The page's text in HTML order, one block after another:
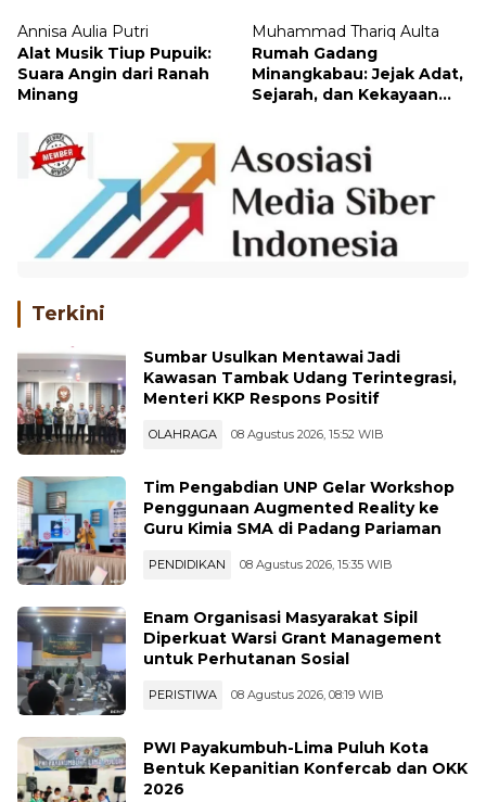
Annisa Aulia Putri
Alat Musik Tiup Pupuik:
Suara Angin dari Ranah
Minang
Muhammad Thariq Aulta
Rumah Gadang
Minangkabau: Jejak Adat,
Sejarah, dan Kekayaan
Terkini
Sumbar Usulkan Mentawai Jadi
Kawasan Tambak Udang Terintegrasi,
Menteri KKP Respons Positif
OLAHRAGA 08 Agustus 2026, 15:52 WIB
Tim Pengabdian UNP Gelar Workshop
Penggunaan Augmented Reality ke
Guru Kimia SMA di Padang Pariaman
PENDIDIKAN 08 Agustus 2026, 15:35 WIB
Enam Organisasi Masyarakat Sipil
Diperkuat Warsi Grant Management
untuk Perhutanan Sosial
PERISTIWA 08 Agustus 2026, 08:19 WIB
PWI Payakumbuh-Lima Puluh Kota
Bentuk Kepanitian Konfercab dan OKK
2026